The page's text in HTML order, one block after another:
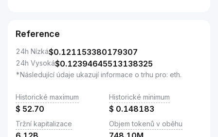
Reference
24h Nízká$0.121153380179307
24h Vysoká$0.12394645513138325
*Následující údaje ukazují informace o trhu pro: eth.
Historické maximum
$ 52.70
Historické minimum
$ 0.148183
Tržní kapitalizace Objem tokenů v oběhu